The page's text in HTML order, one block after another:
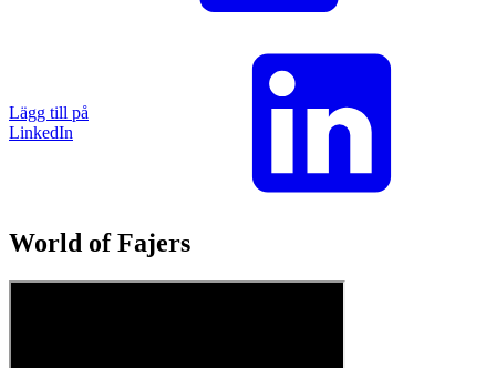
Lägg till på
LinkedIn
World of Fajers